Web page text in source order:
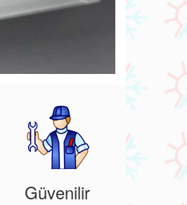
Güvenilir